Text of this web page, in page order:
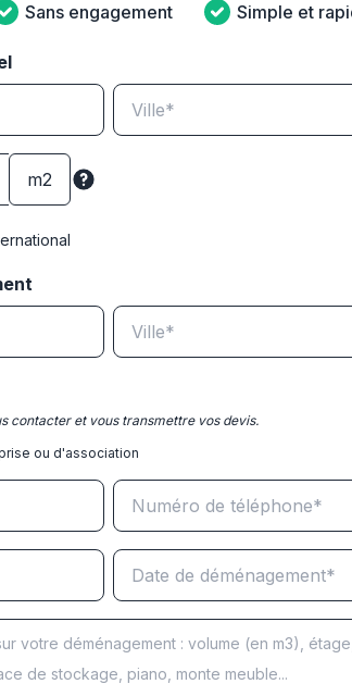
Sans engagement Simple et
contacter et vous transmettre vos devis.
ou d'association